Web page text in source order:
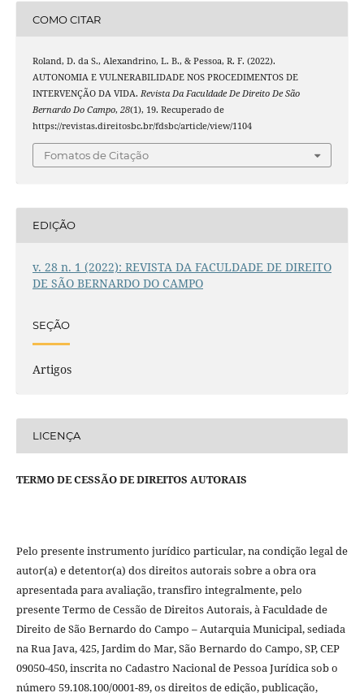
COMO CITAR
Roland, D. da S., Alexandrino, L. B., & Pessoa, R. F. (2022).
AUTONOMIA E VULNERABILIDADE NOS PROCEDIMENTOS DE
INTERVENÇÃO DA VIDA. Revista Da Faculdade De Direito De São
Bernardo Do Campo, 28(1), 19. Recuperado de
https://revistas.direitosbc.br/fdsbc/article/view/1104
Fomatos de Citação
EDIÇÃO
v. 28 n. 1 (2022): REVISTA DA FACULDADE DE DIREITO
DE SÃO BERNARDO DO CAMPO
SEÇÃO
Artigos
LICENÇA
TERMO DE CESSÃO DE DIREITOS AUTORAIS
Pelo presente instrumento jurídico particular, na condição legal de
autor(a) e detentor(a) dos direitos autorais sobre a obra ora
apresentada para avaliação, transfiro integralmente, pelo
presente Termo de Cessão de Direitos Autorais, à Faculdade de
Direito de São Bernardo do Campo – Autarquia Municipal, sediada
na Rua Java, 425, Jardim do Mar, São Bernardo do Campo, SP, CEP
09050-450, inscrita no Cadastro Nacional de Pessoa Jurídica sob o
número 59.108.100/0001-89, os direitos de edição, publicação,